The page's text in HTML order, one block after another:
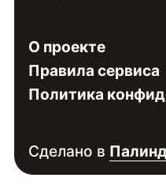
О проекте
Правила сервиса
Политика
Сделано в